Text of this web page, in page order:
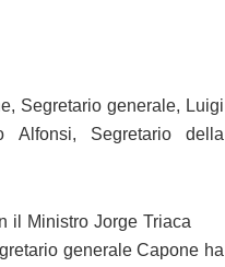
Segretario generale, Luigi
Alfonsi, Segretario della
il Ministro Jorge Triaca
generale Capone ha